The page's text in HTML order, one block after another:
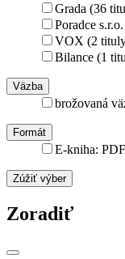
Grada (36
Poradce
VOX (2
Bilance (1
Väzba
brožovaná
Formát
E-kniha:
Zúžiť výber
Zoradiť